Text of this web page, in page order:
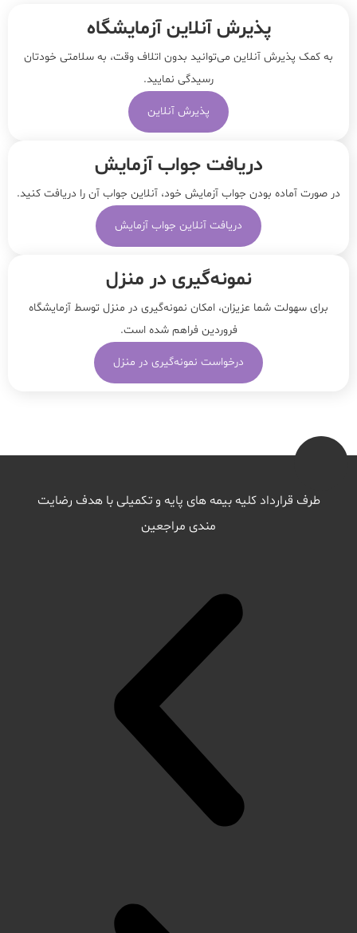
پذیرش آنلاین آزمایشگاه
به کمک پذیرش آنلاین می‌توانید بدون اتلاف وقت، به سلامتی خودتان
رسیدگی نمایید.
پذیرش آنلاین
دریافت جواب آزمایش
در صورت آماده بودن جواب آزمایش خود، آنلاین جواب‌ آن را دریافت کنید.
دریافت آنلاین جواب آزمایش
نمونه‌‌گیری در منزل
برای سهولت شما عزیزان، امکان نمونه‌گیری در منزل توسط آزمایشگاه
فروردین فراهم شده است.
درخواست نمونه‌گیری در منزل
طرف قرارداد کلیه بیمه های پایه و تکمیلی با هدف رضایت
مندی مراجعین